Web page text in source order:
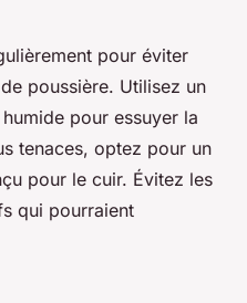
pour éviter
poussière. Utilisez un
pour essuyer la
tenaces, optez pour un
pour le cuir. Évitez les
qui pourraient